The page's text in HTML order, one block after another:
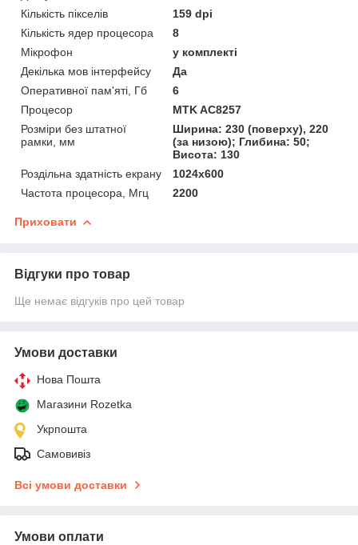
Кількість пікселів
159 dpi
Кількість ядер процесора
8
Мікрофон
у комплекті
Декілька мов інтерфейсу
Да
Оперативної пам'яті, Гб
6
Процесор
MTK AC8257
Розміри без штатної
рамки, мм
Ширина: 230 (поверху), 220
(за низою); Глибина: 50;
Висота: 130
Роздільна здатність екрану
1024х600
Частота процесора, Мгц
2200
Приховати
Відгуки про товар
Ще немає відгуків про цей товар
Умови доставки
Нова Пошта
Магазини Rozetka
Укрпошта
Самовивіз
Всі умови доставки
Умови оплати